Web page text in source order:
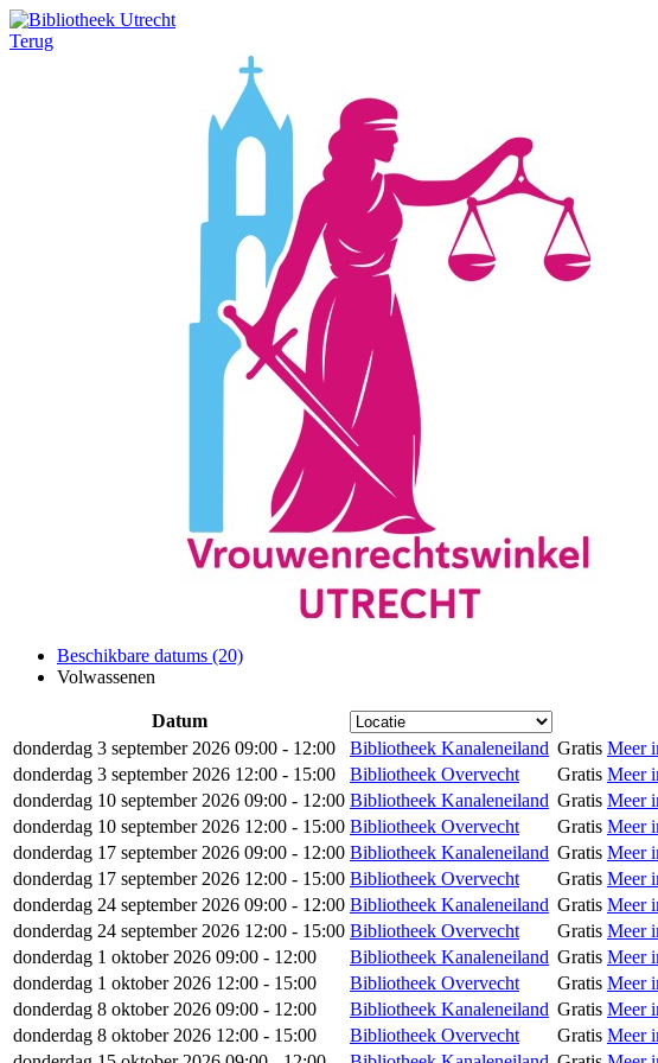
Terug
Beschikbare datums (20)
Volwassenen
Datum
donderdag 3 september 2026 09:00 - 12:00
Bibliotheek Kanaleneiland Gratis Meer
donderdag 3 september 2026 12:00 - 15:00
Bibliotheek Overvecht Gratis Meer
donderdag 10 september 2026 09:00 - 12:00 Bibliotheek Kanaleneiland Gratis Meer
donderdag 10 september 2026 12:00 - 15:00 Bibliotheek Overvecht Gratis Meer
donderdag 17 september 2026 09:00 - 12:00 Bibliotheek Kanaleneiland Gratis Meer
donderdag 17 september 2026 12:00 - 15:00 Bibliotheek Overvecht Gratis Meer
donderdag 24 september 2026 09:00 - 12:00 Bibliotheek Kanaleneiland Gratis Meer
donderdag 24 september 2026 12:00 - 15:00 Bibliotheek Overvecht Gratis Meer
donderdag 1 oktober 2026 09:00 - 12:00
Bibliotheek Kanaleneiland Gratis Meer
donderdag 1 oktober 2026 12:00 - 15:00
Bibliotheek Overvecht Gratis Meer
donderdag 8 oktober 2026 09:00 - 12:00
Bibliotheek Kanaleneiland Gratis Meer
donderdag 8 oktober 2026 12:00 - 15:00
Bibliotheek Overvecht Gratis Meer